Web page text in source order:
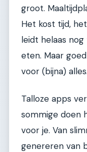
groot.
Het kost tijd,
leidt helaas
eten. Maar
voor (bijna) alles.
Talloze apps
sommige doen
voor je. Van
genereren van